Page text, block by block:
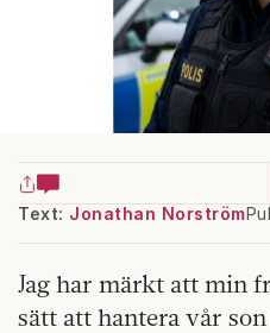
Text: Jonathan Norström
Jag har märkt att min
sätt att hantera vår